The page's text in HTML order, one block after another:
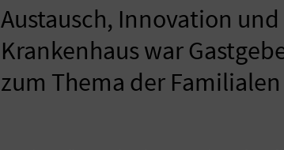
Austausch, Innovation
Krankenhaus war
zum Thema der